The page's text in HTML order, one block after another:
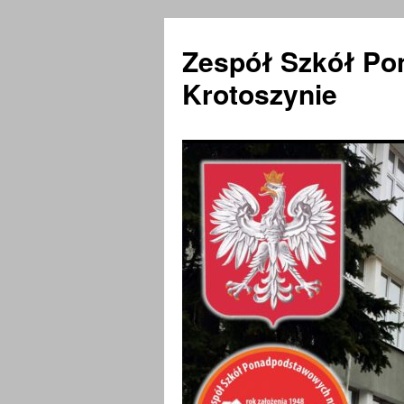
Zespół Szkół
Krotoszynie